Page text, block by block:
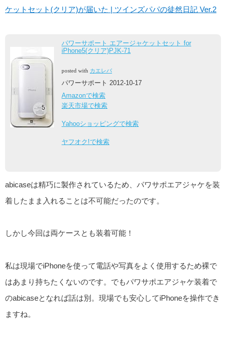
ケットセット(クリア)が届いた | ツインズパパの徒然日記 Ver.2
パワーサポート エアージャケットセット for
iPhone5(クリア)PJK-71
posted with カエレバ
パワーサポート 2012-10-17
Amazonで検索
楽天市場で検索
Yahooショッピングで検索
ヤフオク!で検索
abicaseは精巧に製作されているため、パワサポエアジャケを装
着したまま入れることは不可能だったのです。
しかし今回は両ケースとも装着可能！
私は現場でiPhoneを使って電話や写真をよく使用するため裸で
はあまり持ちたくないのです。でもパワサポエアジャケ装着で
のabicaseとなれば話は別。現場でも安心してiPhoneを操作でき
ますね。